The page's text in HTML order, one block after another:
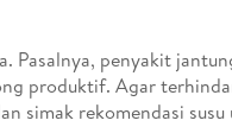
Pasalnya, penyakit
produktif. Agar
simak rekomendasi